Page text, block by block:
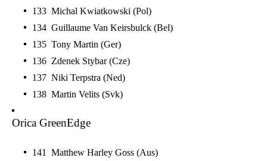
133 Michal Kwiatkowski (Pol)
134 Guillaume Van Keirsbulck (Bel)
135 Tony Martin (Ger)
136 Zdenek Stybar (Cze)
137 Niki Terpstra (Ned)
138 Martin Velits (Svk)
Orica GreenEdge
141 Matthew Harley Goss (Aus)